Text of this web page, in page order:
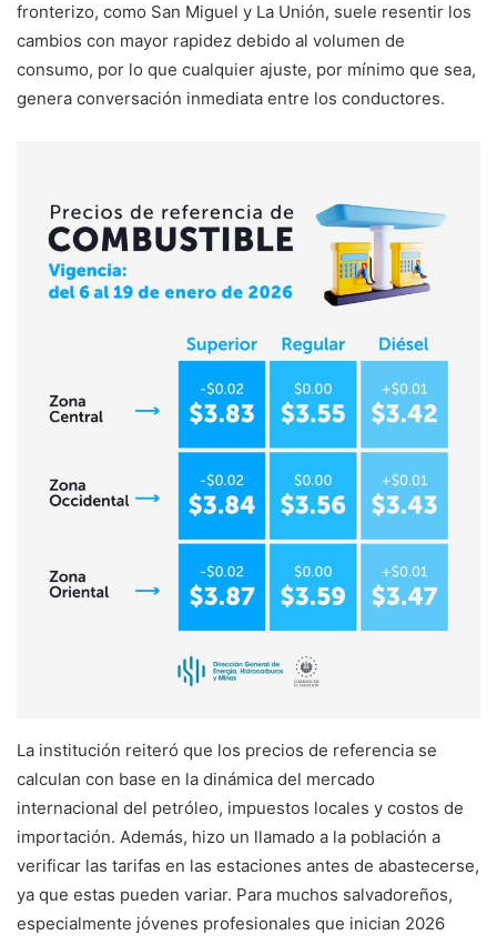
fronterizo, como San Miguel y La Unión, suele resentir los
cambios con mayor rapidez debido al volumen de
consumo, por lo que cualquier ajuste, por mínimo que sea,
genera conversación inmediata entre los conductores.
La institución reiteró que los precios de referencia se
calculan con base en la dinámica del mercado
internacional del petróleo, impuestos locales y costos de
importación. Además, hizo un llamado a la población a
verificar las tarifas en las estaciones antes de abastecerse,
ya que estas pueden variar. Para muchos salvadoreños,
especialmente jóvenes profesionales que inician 2026